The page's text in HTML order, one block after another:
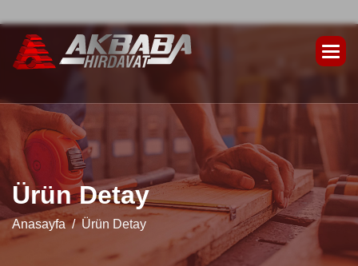
Ürün Detay
Anasayfa Ürün Detay